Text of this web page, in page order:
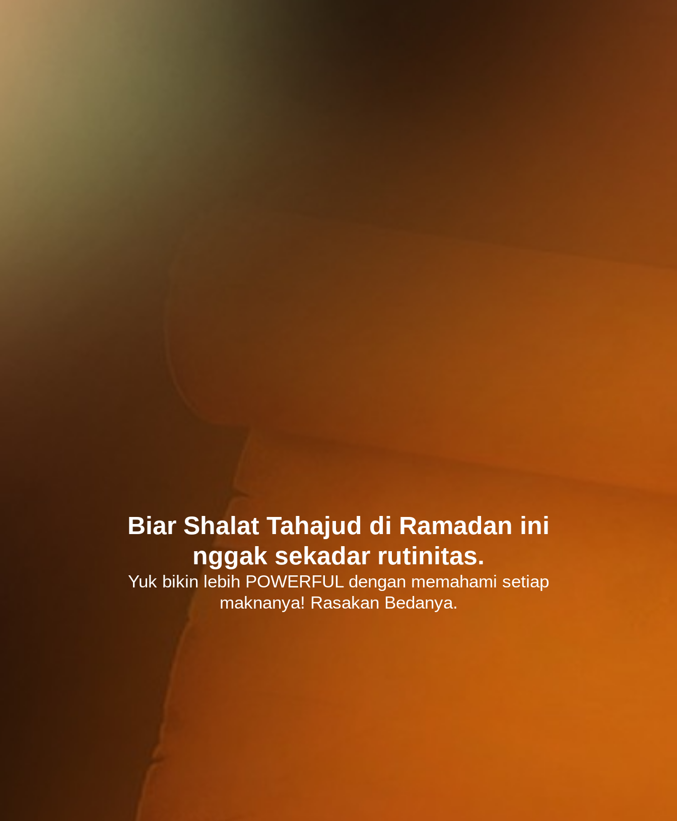
Biar Shalat Tahajud di Ramadan ini
nggak sekadar rutinitas.
Yuk bikin lebih POWERFUL dengan memahami setiap
maknanya! Rasakan Bedanya.